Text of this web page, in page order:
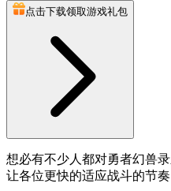
点击下载领取游戏礼包
想必有不少人都对勇者幻兽
让各位更快的适应战斗的节